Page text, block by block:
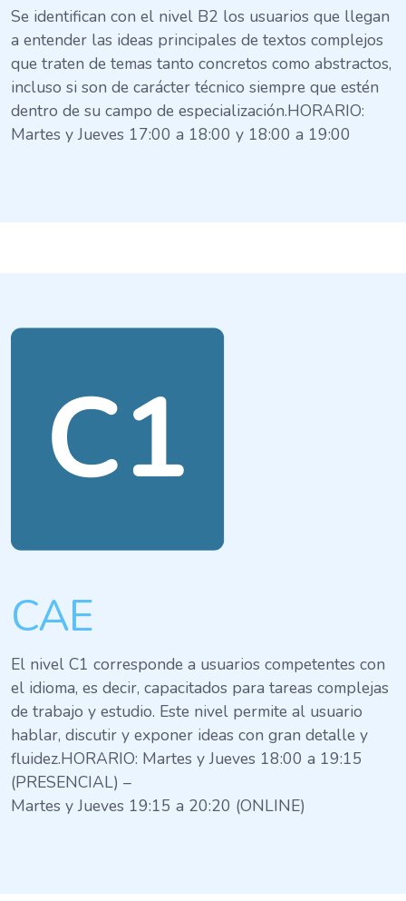
Se identifican con el nivel B2 los usuarios que llegan
a entender las ideas principales de textos complejos
que traten de temas tanto concretos como abstractos,
incluso si son de carácter técnico siempre que estén
dentro de su campo de especialización.HORARIO:
Martes y Jueves 17:00 a 18:00 y 18:00 a 19:00
CAE
El nivel C1 corresponde a usuarios competentes con
el idioma, es decir, capacitados para tareas complejas
de trabajo y estudio. Este nivel permite al usuario
hablar, discutir y exponer ideas con gran detalle y
fluidez.HORARIO: Martes y Jueves 18:00 a 19:15
(PRESENCIAL) –
Martes y Jueves 19:15 a 20:20 (ONLINE)